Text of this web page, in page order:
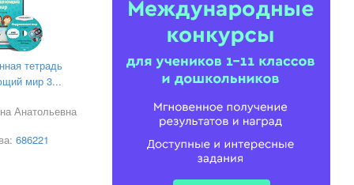
лучшим
тетрадь
мир 3...
Анатольевна
686221